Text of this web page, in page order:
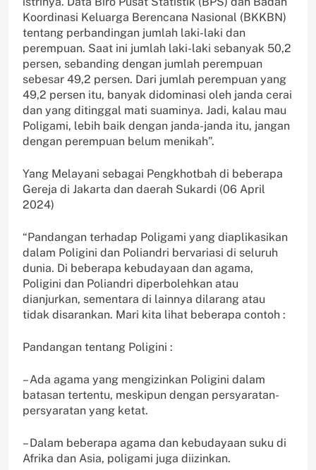
Koordinasi Keluarga Berencana Nasional (BKKBN)
tentang perbandingan jumlah laki-laki dan
perempuan. Saat ini jumlah laki-laki sebanyak 50,2
persen, sebanding dengan jumlah perempuan
sebesar 49,2 persen. Dari jumlah perempuan yang
49,2 persen itu, banyak didominasi oleh janda cerai
dan yang ditinggal mati suaminya. Jadi, kalau mau
Poligami, lebih baik dengan janda-janda itu, jangan
dengan perempuan belum menikah”.
Yang Melayani sebagai Pengkhotbah di beberapa
Gereja di Jakarta dan daerah Sukardi (06 April
2024)
“Pandangan terhadap Poligami yang diaplikasikan
dalam Poligini dan Poliandri bervariasi di seluruh
dunia. Di beberapa kebudayaan dan agama,
Poligini dan Poliandri diperbolehkan atau
dianjurkan, sementara di lainnya dilarang atau
tidak disarankan. Mari kita lihat beberapa contoh :
Pandangan tentang Poligini :
– Ada agama yang mengizinkan Poligini dalam
batasan tertentu, meskipun dengan persyaratan-
persyaratan yang ketat.
– Dalam beberapa agama dan kebudayaan suku di
Afrika dan Asia, poligami juga diizinkan.